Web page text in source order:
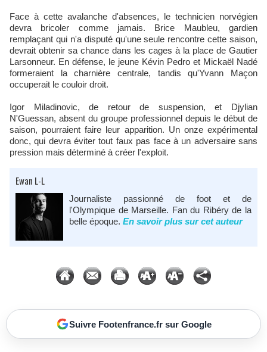
Face à cette avalanche d'absences, le technicien norvégien
devra bricoler comme jamais. Brice Maubleu, gardien
remplaçant qui n'a disputé qu'une seule rencontre cette saison,
devrait obtenir sa chance dans les cages à la place de Gautier
Larsonneur. En défense, le jeune Kévin Pedro et Mickaël Nadé
formeraient la charnière centrale, tandis qu'Yvann Maçon
occuperait le couloir droit.​
Igor Miladinovic, de retour de suspension, et Djylian
N'Guessan, absent du groupe professionnel depuis le début de
saison, pourraient faire leur apparition. Un onze expérimental
donc, qui devra éviter tout faux pas face à un adversaire sans
pression mais déterminé à créer l'exploit.​
Ewan L-L
Journaliste passionné de foot et de
l'Olympique de Marseille. Fan du Ribéry de la
belle époque. En savoir plus sur cet auteur
Suivre Footenfrance.fr sur Google